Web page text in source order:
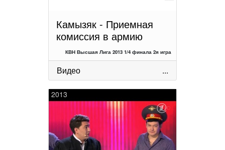
Камызяк - Приемная
комиссия в армию
КВН Высшая Лига 2013 1/4 финала 2я игра
Видео ...
2013